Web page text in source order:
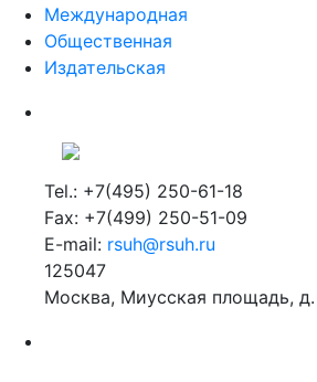
Международная
Общественная
Издательская
Tel.: +7(495) 250-61-18
Fax: +7(499) 250-51-09
E-mail: rsuh@rsuh.ru
125047
Москва, Миусская площадь,